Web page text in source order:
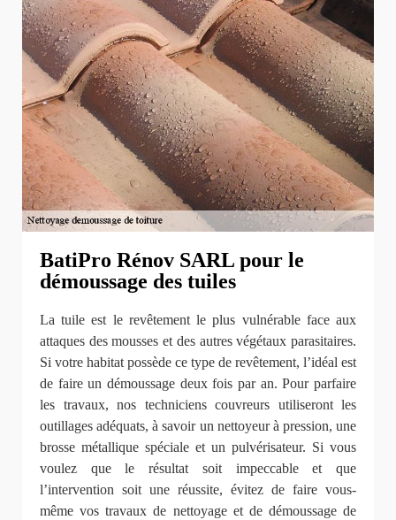
BatiPro Rénov SARL pour le
démoussage des tuiles
La tuile est le revêtement le plus vulnérable face aux
attaques des mousses et des autres végétaux parasitaires.
Si votre habitat possède ce type de revêtement, l’idéal est
de faire un démoussage deux fois par an. Pour parfaire
les travaux, nos techniciens couvreurs utiliseront les
outillages adéquats, à savoir un nettoyeur à pression, une
brosse métallique spéciale et un pulvérisateur. Si vous
voulez que le résultat soit impeccable et que
l’intervention soit une réussite, évitez de faire vous-
même vos travaux de nettoyage et de démoussage de